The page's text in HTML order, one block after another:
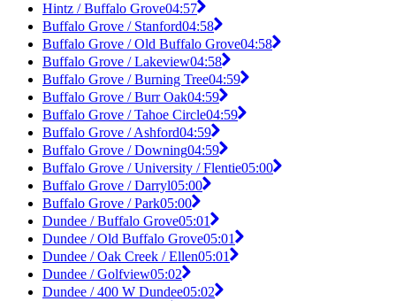
Hintz / Buffalo Grove04:57
Buffalo Grove / Stanford04:58
Buffalo Grove / Old Buffalo Grove04:58
Buffalo Grove / Lakeview04:58
Buffalo Grove / Burning Tree04:59
Buffalo Grove / Burr Oak04:59
Buffalo Grove / Tahoe Circle04:59
Buffalo Grove / Ashford04:59
Buffalo Grove / Downing04:59
Buffalo Grove / University / Flentie05:00
Buffalo Grove / Darryl05:00
Buffalo Grove / Park05:00
Dundee / Buffalo Grove05:01
Dundee / Old Buffalo Grove05:01
Dundee / Oak Creek / Ellen05:01
Dundee / Golfview05:02
Dundee / 400 W Dundee05:02